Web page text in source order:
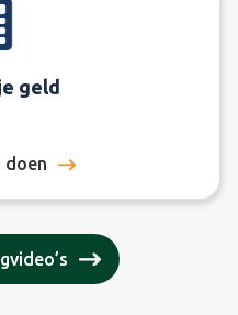
geld
doen